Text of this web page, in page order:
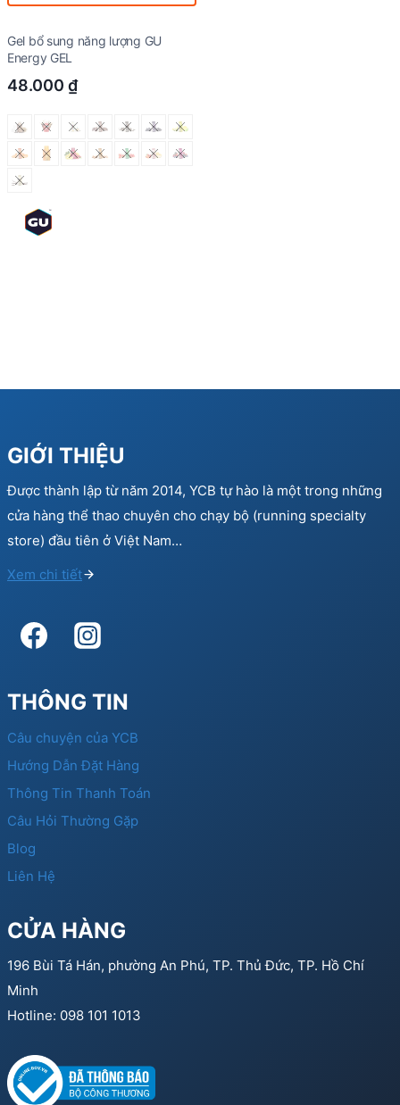
Gel bổ sung năng lượng GU
Energy GEL
48.000 ₫
GIỚI THIỆU
Được thành lập từ năm 2014, YCB tự hào là một trong những
cửa hàng thể thao chuyên cho chạy bộ (running specialty
store) đầu tiên ở Việt Nam…
Xem chi tiết
THÔNG TIN
Câu chuyện của YCB
Hướng Dẫn Đặt Hàng
Thông Tin Thanh Toán
Câu Hỏi Thường Gặp
Blog
Liên Hệ
CỬA HÀNG
196 Bùi Tá Hán, phường An Phú, TP. Thủ Đức, TP. Hồ Chí
Minh
Hotline: 098 101 1013